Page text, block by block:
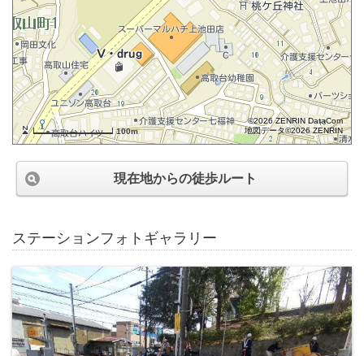
100m
©2026 ZENRIN DataCom
地図データ©2026 ZENRIN
現在地からの徒歩ルート
ステーションフォトギャラリー